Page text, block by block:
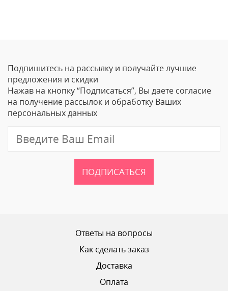
Ваше Имя
Email
ОТПРАВИТЬ ОТЗЫВ
Подпишитесь на рассылку и получайте лучшие
предложения и скидки
Нажав на кнопку “Подписаться”, Вы даете согласие
на получение рассылок и обработку Ваших
персональных данных
ПОДПИСАТЬСЯ
Ответы на вопросы
Как сделать заказ
Доставка
Оплата